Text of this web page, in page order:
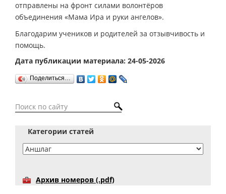
отправлены на фронт силами волонтёров
объединения «Мама Ира и руки ангелов».
Благодарим учеников и родителей за отзывчивость и
помощь.
Дата публикации материала: 24-05-2026
Поделиться…
Категории статей
Архив номеров (.pdf)